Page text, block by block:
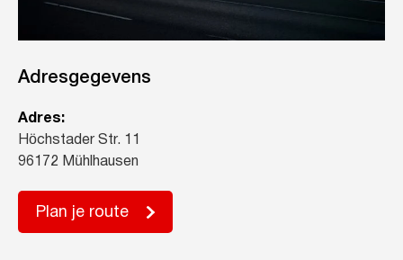
Adresgegevens
Adres:
Höchstader Str. 11
96172 Mühlhausen
Plan je route